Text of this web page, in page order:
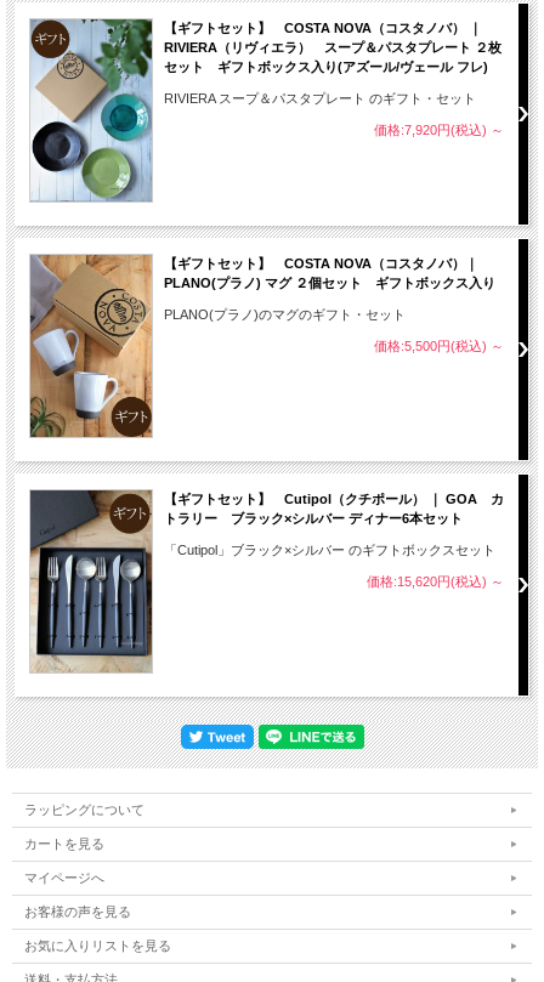
【ギフトセット】 COSTA NOVA（コスタノバ） ｜
RIVIERA（リヴィエラ） スープ＆パスタプレート ２枚
セット ギフトボックス入り(アズール/ヴェール フレ)
RIVIERA スープ＆パスタプレート のギフト・セット
価格:7,920円(税込) ～
【ギフトセット】 COSTA NOVA（コスタノバ）｜
PLANO(プラノ) マグ ２個セット ギフトボックス入り
PLANO(プラノ)のマグのギフト・セット
価格:5,500円(税込) ～
【ギフトセット】 Cutipol（クチポール） ｜ GOA カ
トラリー ブラック×シルバー ディナー6本セット
「Cutipol」ブラック×シルバー のギフトボックスセット
価格:15,620円(税込) ～
ラッピングについて
カートを見る
マイページへ
お客様の声を見る
お気に入りリストを見る